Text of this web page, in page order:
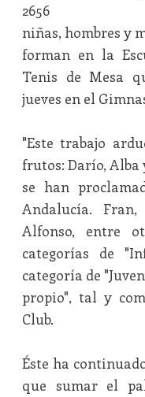
niñas, hombres y
forman en la
Tenis de Mesa
jueves en el
"Este trabajo
frutos: Darío, Alba
se han
Andalucía.
Alfonso, entre
categorías de
categoría de
propio", tal y
Club.
Éste ha
que sumar el